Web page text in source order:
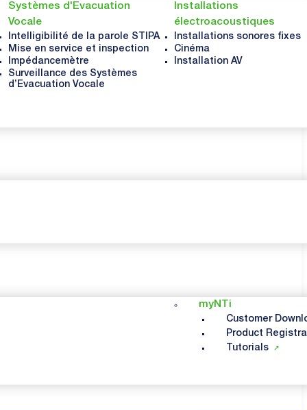
Systèmes d'Evacuation
Vocale
Intelligibilité de la parole STIPA
Mise en service et inspection
Impédancemètre
Surveillance des Systèmes
d’Evacuation Vocale
Installations
électroacoustiques
Installations sonores fixes
Cinéma
Installation AV
myNTi
Customer
Product
Tutorials